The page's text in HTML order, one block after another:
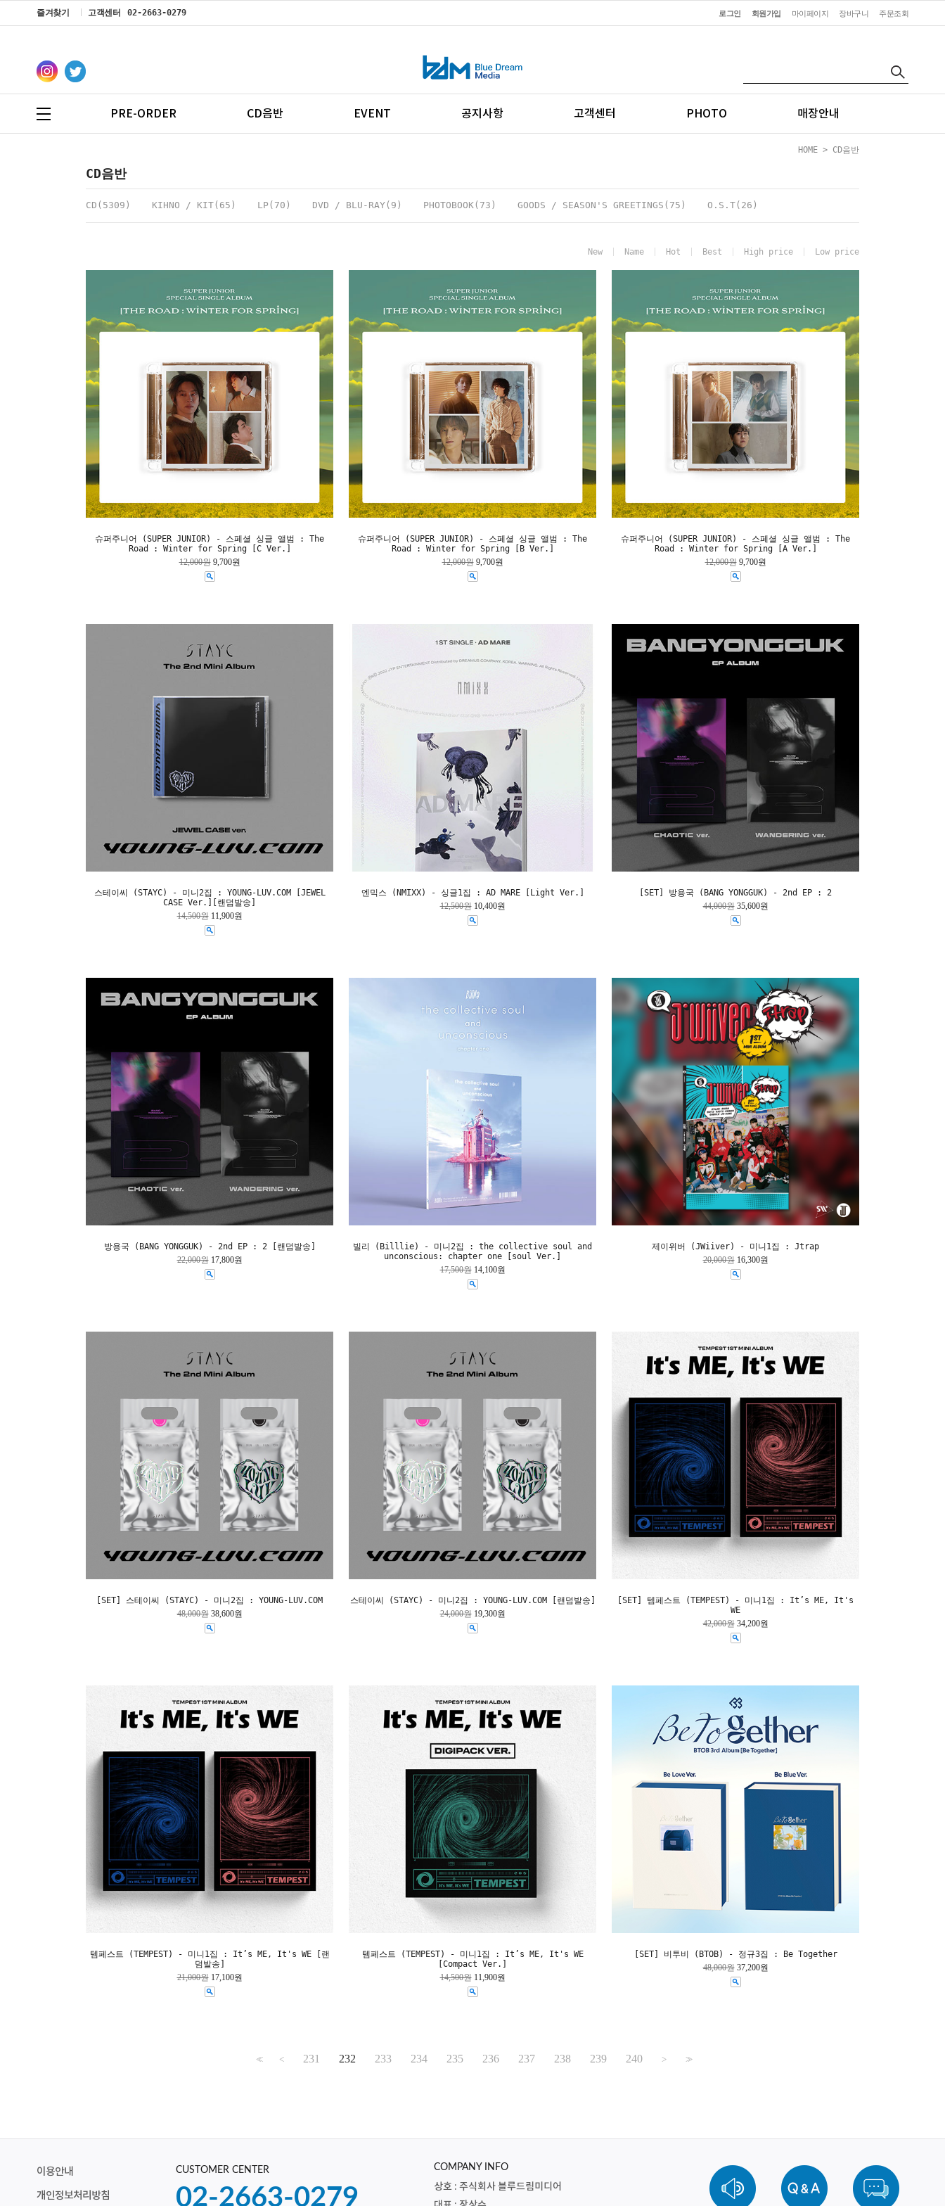
즐겨찾기 고객센터 02-2663-0279 로그인 회원가입 마이페이지 장바구니 주문조회
PRE-ORDER CD음반 EVENT 공지사항 고객센터 PHOTO 매장안내
HOME > CD음반
CD음반
CD(5309) KIHNO / KIT(65) LP(70) DVD / BLU-RAY(9) PHOTOBOOK(73) GOODS / SEASON'S GREETINGS(75) O.S.T(26)
New Name Hot Best High price Low price
슈퍼주니어 (SUPER JUNIOR) - 스페셜 싱글 앨범 : The
Road : Winter for Spring [C Ver.]
12,000원 9,700원
슈퍼주니어 (SUPER JUNIOR) - 스페셜 싱글 앨범 : The
Road : Winter for Spring [B Ver.]
12,000원 9,700원
슈퍼주니어 (SUPER JUNIOR) - 스페셜 싱글 앨범 : The
Road : Winter for Spring [A Ver.]
12,000원 9,700원
스테이씨 (STAYC) - 미니2집 : YOUNG-LUV.COM [JEWEL
CASE Ver.][랜덤발송]
14,500원 11,900원
엔믹스 (NMIXX) - 싱글1집 : AD MARE [Light Ver.]
12,500원 10,400원
[SET] 방용국 (BANG YONGGUK) - 2nd EP : 2
44,000원 35,600원
방용국 (BANG YONGGUK) - 2nd EP : 2 [랜덤발송]
22,000원 17,800원
빌리 (Billlie) - 미니2집 : the collective soul and
unconscious: chapter one [soul Ver.]
17,500원 14,100원
제이위버 (JWiiver) - 미니1집 : Jtrap
20,000원 16,300원
[SET] 스테이씨 (STAYC) - 미니2집 : YOUNG-LUV.COM
48,000원 38,600원
스테이씨 (STAYC) - 미니2집 : YOUNG-LUV.COM [랜덤발송]
24,000원 19,300원
[SET] 템페스트 (TEMPEST) - 미니1집 : It’s ME, It's
WE
42,000원 34,200원
템페스트 (TEMPEST) - 미니1집 : It’s ME, It's WE [랜
덤발송]
21,000원 17,100원
템페스트 (TEMPEST) - 미니1집 : It’s ME, It's WE
[Compact Ver.]
14,500원 11,900원
[SET] 비투비 (BTOB) - 정규3집 : Be Together
48,000원 37,200원
<< < 231 232 233 234 235 236 237 238 239 240 > >>
이용안내
개인정보처리방침
CUSTOMER CENTER
02-2663-0279
COMPANY INFO
상호 : 주식회사 블루드림미디어